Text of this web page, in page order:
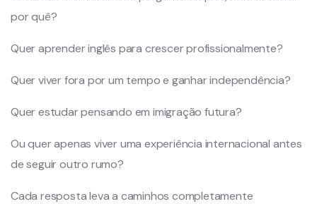
por quê?
Quer aprender inglês para crescer profissionalmente?
Quer viver fora por um tempo e ganhar independência?
Quer estudar pensando em imigração futura?
Ou quer apenas viver uma experiência internacional antes
de seguir outro rumo?
Cada resposta leva a caminhos completamente